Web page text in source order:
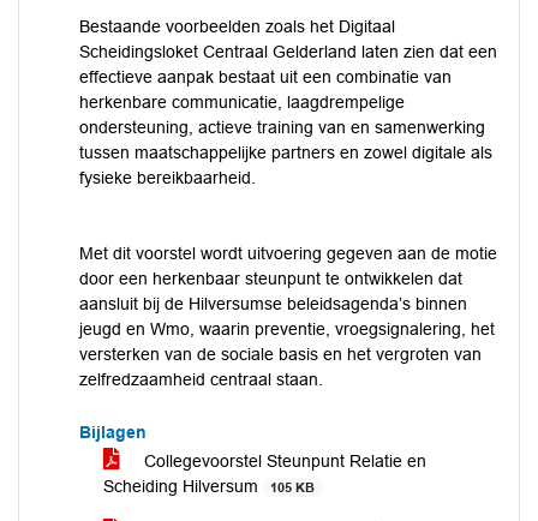
Bestaande voorbeelden zoals het Digitaal
Scheidingsloket Centraal Gelderland laten zien dat een
effectieve aanpak bestaat uit een combinatie van
herkenbare communicatie, laagdrempelige
ondersteuning, actieve training van en samenwerking
tussen maatschappelijke partners en zowel digitale als
fysieke bereikbaarheid.
Met dit voorstel wordt uitvoering gegeven aan de motie
door een herkenbaar steunpunt te ontwikkelen dat
aansluit bij de Hilversumse beleidsagenda’s binnen
jeugd en Wmo, waarin preventie, vroegsignalering, het
versterken van de sociale basis en het vergroten van
zelfredzaamheid centraal staan.
Bijlagen
Collegevoorstel Steunpunt Relatie en
Scheiding Hilversum
105 KB